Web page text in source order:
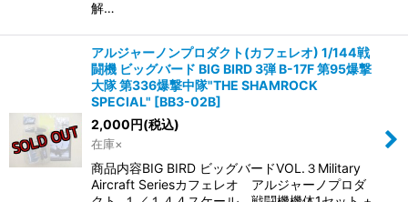
解…
アルジャーノンプロダクト(カフェレオ) 1/144戦
闘機 ビッグバード BIG BIRD 3弾 B-17F 第95爆撃
大隊 第336爆撃中隊"THE SHAMROCK
SPECIAL" [BB3-02B]
2,000円(税込)
在庫×
商品内容BIG BIRD ビッグバードVOL.３Military
Aircraft Seriesカフェレオ アルジャーノプロダ